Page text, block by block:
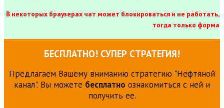
В некоторых браузерах чат может блокироваться и не работать,
тогда только форма
БЕСПЛАТНО! СУПЕР СТРАТЕГИЯ!
Предлагаем Вашему вниманию стратегию "Нефтяной
канал". Вы можете бесплатно ознакомиться с ней и
получить ее.